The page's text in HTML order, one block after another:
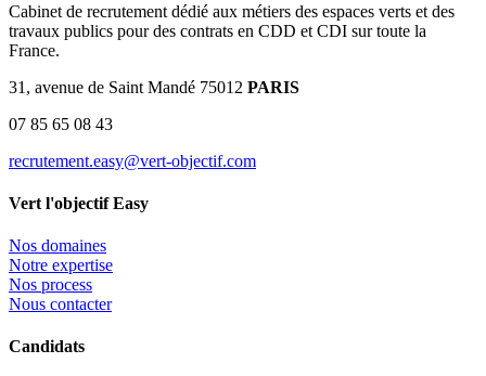
Cabinet de recrutement dédié aux métiers des espaces verts et des
travaux publics pour des contrats en CDD et CDI sur toute la
France.
31, avenue de Saint Mandé 75012 PARIS
07 85 65 08 43
recrutement.easy@vert-objectif.com
Vert l'objectif Easy
Nos domaines
Notre expertise
Nos process
Nous contacter
Candidats